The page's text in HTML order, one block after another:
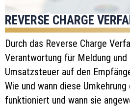
REVERSE CHARGE
Durch das Reverse Charge
Verantwortung für Meldung und
Umsatzsteuer auf den
Wie und wann diese
funktioniert und wann sie